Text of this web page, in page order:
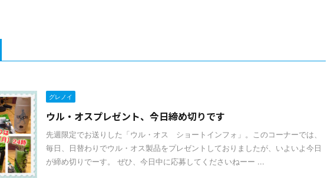
グレノイ
ウル・オスプレゼント、今日締め切りです
先週限定でお送りした「ウル・オス ショートインフォ」。このコーナーでは、
毎日、日替わりでウル・オス製品をプレゼントしておりましたが、いよいよ今日
が締め切りでーす。 ぜひ、今日中に応募してくださいねーー ...